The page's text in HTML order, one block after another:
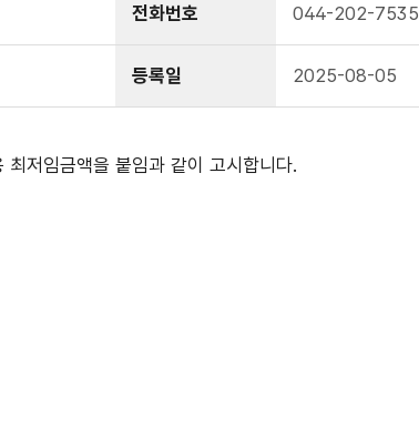
전화번호 044-202-7535
등록일 2025-08-05
최저임금액을 붙임과 같이 고시합니다.